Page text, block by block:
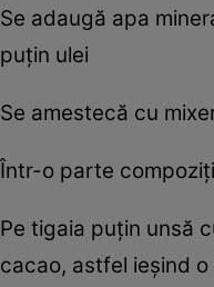
Se adaugă apa
puţin ulei
Se amestecă cu
Într-o parte
Pe tigaia puţin unsă
cacao, astfel ieşind